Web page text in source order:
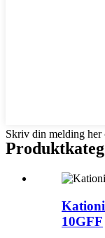
Skriv din melding her
Produkt
10GFF